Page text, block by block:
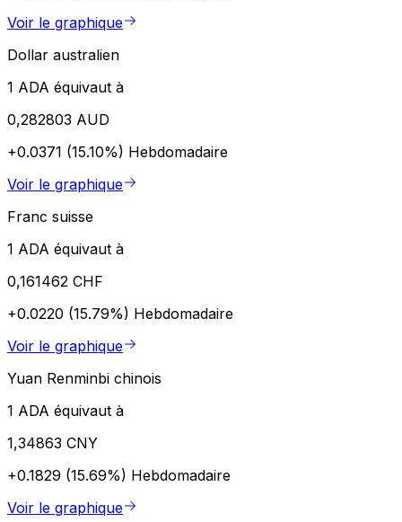
Voir le graphique
Dollar australien
1 ADA équivaut à
0,282803 AUD
+0.0371 (15.10%) Hebdomadaire
Voir le graphique
Franc suisse
1 ADA équivaut à
0,161462 CHF
+0.0220 (15.79%) Hebdomadaire
Voir le graphique
Yuan Renminbi chinois
1 ADA équivaut à
1,34863 CNY
+0.1829 (15.69%) Hebdomadaire
Voir le graphique